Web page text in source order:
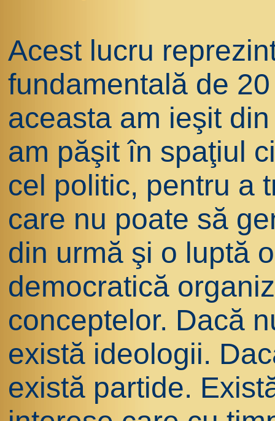
Acest lucru
fundamentală de
aceasta am ieşit
am păşit în spaţiul
cel politic, pentru a
care nu poate să
din urmă şi o luptă
democratică
conceptelor. Dacă
există ideologii.
există partide.